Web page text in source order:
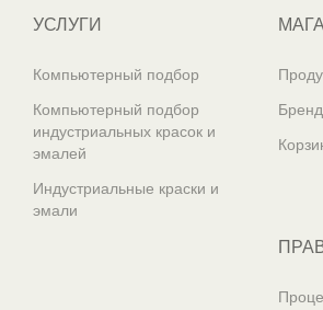
УСЛУГИ
Компьютерный подбор
Компьютерный подбор
индустриальных красок и
эмалей
Индустриальные краски и
эмали